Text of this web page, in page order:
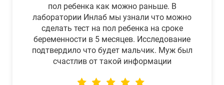
пол ребенка как можно раньше. В
лаборатории Инлаб мы узнали что можно
сделать тест на пол ребенка на сроке
беременности в 5 месяцев. Исследование
подтвердило что будет мальчик. Муж был
счастлив от такой информации